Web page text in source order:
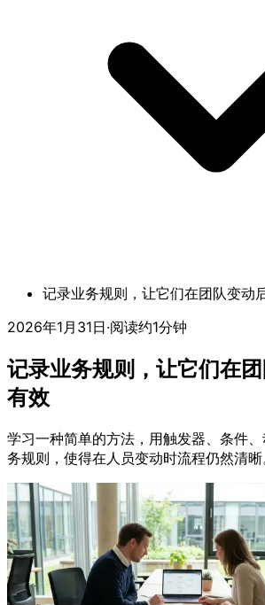
记录业务规则，让它们在团队变动
2026年1月31日·阅读约1分钟
记录业务规则，让它们在
有效
学习一种简单的方法，用触发器、条件
务规则，使得在人员变动时流程仍然清晰